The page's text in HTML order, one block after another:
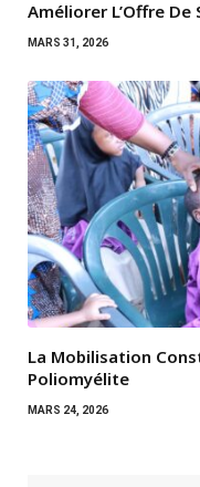
Améliorer L’Offre De
MARS 31, 2026
La Mobilisation
Poliomyélite
MARS 24, 2026